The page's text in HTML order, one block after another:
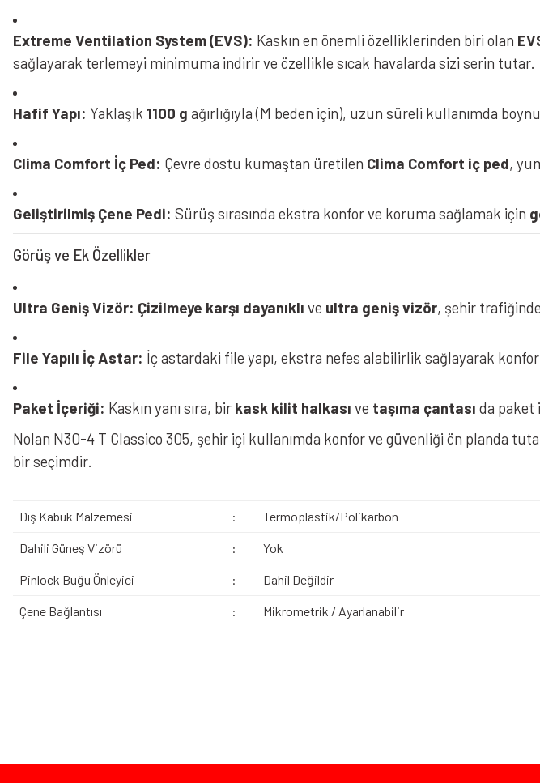
Extreme Ventilation System (EVS): Kaskın en önemli özelliklerinden biri olan
sağlayarak terlemeyi minimuma indirir ve özellikle sıcak havalarda sizi serin tutar.
Hafif Yapı: Yaklaşık 1100 g ağırlığıyla (M beden için), uzun süreli kullanımda
Clima Comfort İç Ped: Çevre dostu kumaştan üretilen Clima Comfort iç ped,
Geliştirilmiş Çene Pedi: Sürüş sırasında ekstra konfor ve koruma sağlamak için
Görüş ve Ek Özellikler
Ultra Geniş Vizör: Çizilmeye karşı dayanıklı ve ultra geniş vizör, şehir
File Yapılı İç Astar: İç astardaki file yapı, ekstra nefes alabilirlik sağlayarak
Paket İçeriği: Kaskın yanı sıra, bir kask kilit halkası ve taşıma çantası da paket
Nolan N30-4 T Classico 305, şehir içi kullanımda konfor ve güvenliği ön planda
bir seçimdir.
Dış Kabuk Malzemesi : Termoplastik/Polikarbon
Dahili Güneş Vizörü : Yok
Pinlock Buğu Önleyici : Dahil Değildir
Çene Bağlantısı : Mikrometrik / Ayarlanabilir
Ürün bilgilerinde hatalar bulunuyor.